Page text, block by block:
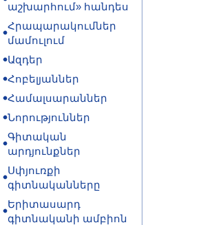
աշխարհում» հանդես
Հրապարակումներ
մամուլում
Ազդեր
Հոբելյաններ
Համալսարաններ
Նորություններ
Գիտական
արդյունքներ
Սփյուռքի
գիտնականները
Երիտասարդ
գիտնականի ամբիոն